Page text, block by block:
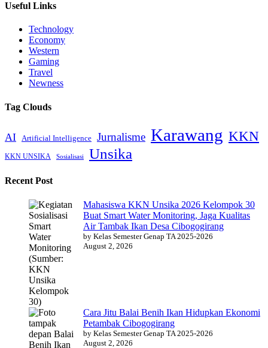
Useful Links
Technology
Economy
Western
Gaming
Travel
Newness
Tag Clouds
AI Artificial Intelligence Jurnalisme Karawang KKN
KKN UNSIKA Sosialisasi Unsika
Recent Post
Mahasiswa KKN Unsika 2026 Kelompok 30
Buat Smart Water Monitoring, Jaga Kualitas
Air Tambak Ikan Desa Cibogogirang
by Kelas Semester Genap TA 2025-2026
August 2, 2026
Cara Jitu Balai Benih Ikan Hidupkan Ekonomi
Petambak Cibogogirang
by Kelas Semester Genap TA 2025-2026
August 2, 2026